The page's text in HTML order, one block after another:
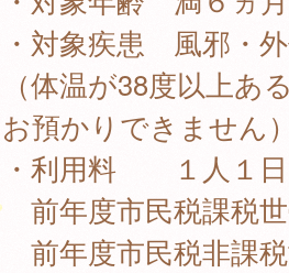
・対象疾患 風邪・
（体温が38度以上あ
お預かりできません）
・利用料 １人１日
前年度市民税課税
前年度市民税非課